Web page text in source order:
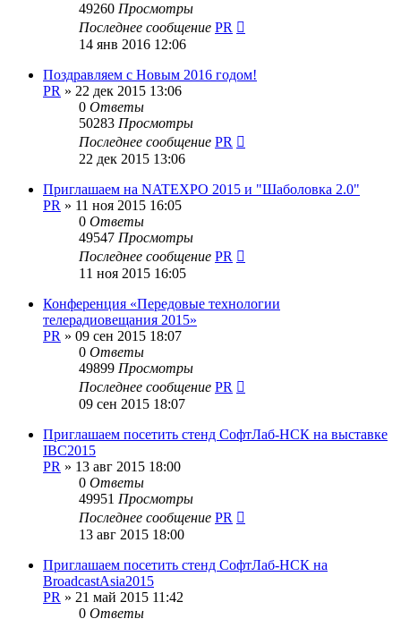
49260 Просмотры
Последнее сообщение PR
14 янв 2016 12:06
Поздравляем с Новым 2016 годом!
PR » 22 дек 2015 13:06
0 Ответы
50283 Просмотры
Последнее сообщение PR
22 дек 2015 13:06
Приглашаем на NATEXPO 2015 и "Шаболовка 2.0"
PR » 11 ноя 2015 16:05
0 Ответы
49547 Просмотры
Последнее сообщение PR
11 ноя 2015 16:05
Конференция «Передовые технологии
телерадиовещания 2015»
PR » 09 сен 2015 18:07
0 Ответы
49899 Просмотры
Последнее сообщение PR
09 сен 2015 18:07
Приглашаем посетить стенд СофтЛаб-НСК на выставке
IBC2015
PR » 13 авг 2015 18:00
0 Ответы
49951 Просмотры
Последнее сообщение PR
13 авг 2015 18:00
Приглашаем посетить стенд СофтЛаб-НСК на
BroadcastAsia2015
PR » 21 май 2015 11:42
0 Ответы